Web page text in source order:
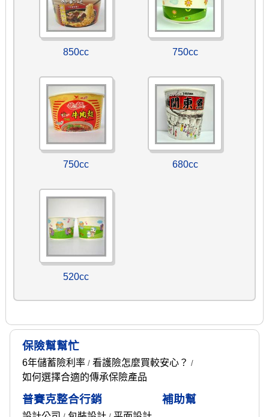
850cc 750cc
750cc 680cc
520cc
保險幫幫忙
6年儲蓄險利率/ 看護險怎麼買較安心？ /
如何選擇合適的傳承保險產品
普賽克整合行銷 補助幫